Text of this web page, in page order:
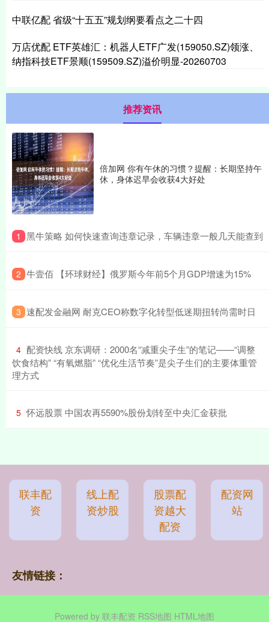
中联亿配 省级“十五五”规划纲要看点之二十四
万店优配 ETF英雄汇：机器人ETF广发(159050.SZ)领涨、
纳指科技ETF景顺(159509.SZ)溢价明显-20260703
推荐资讯
倍加网 你有午休的习惯？提醒：长期坚持午
休，身体迟早会收获4大好处
1 ​黑牛策略 如何快速查询违章记录，车辆违章一般几天能查到
2 ​牛壹佰 【环球财经】俄罗斯今年前5个月GDP增速为15%
3 ​速配发金融网 耐克CEO称数字化转型低迷期扭转尚需时日
4 ​配资快线 京东调研：2000名“减重尖子生”的笔记——“调整
饮食结构” “有氧燃脂”​ “优化生活节奏”​是尖子生们的主要体重管
理方式
5 ​怀远股票 中国农再5590%股份划转至中央汇金获批
联丰配
资
线上配
资炒股
股票配
资越大
配资
配资网
站
友情链接：
Powered by 联丰配资 RSS地图 HTML地图